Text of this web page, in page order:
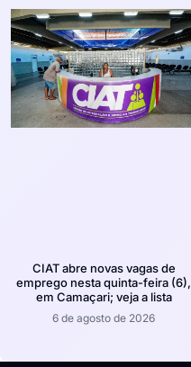
CIAT abre novas vagas de
emprego nesta quinta-feira (6),
em Camaçari; veja a lista
6 de agosto de 2026